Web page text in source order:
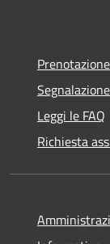
Leggi le FAQ
Richiesta